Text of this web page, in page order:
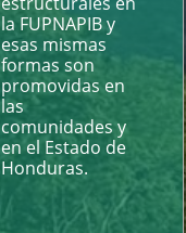
la FUPNAPIB y
esas mismas
formas son
promovidas en
las
comunidades y
en el Estado de
Honduras.